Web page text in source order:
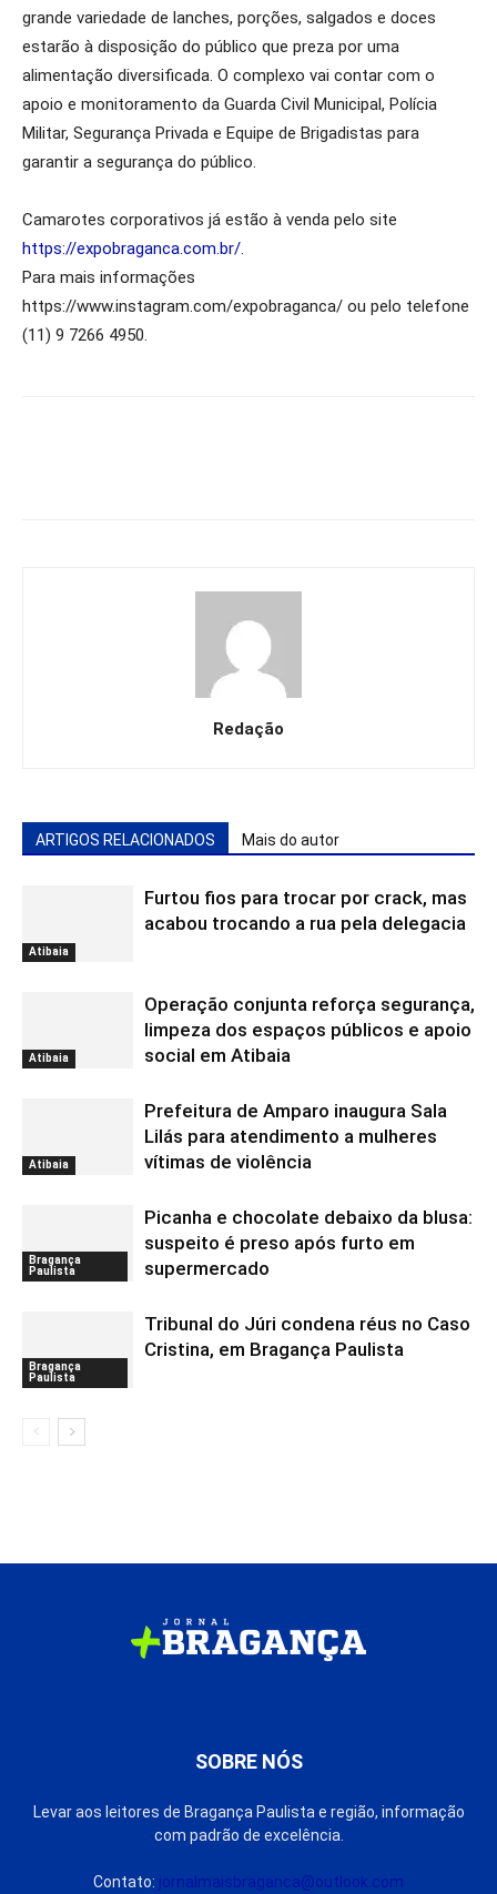
grande variedade de lanches, porções, salgados e doces
estarão à disposição do público que preza por uma
alimentação diversificada. O complexo vai contar com o
apoio e monitoramento da Guarda Civil Municipal, Polícia
Militar, Segurança Privada e Equipe de Brigadistas para
garantir a segurança do público.
Camarotes corporativos já estão à venda pelo site
https://expobraganca.com.br/.
Para mais informações
https://www.instagram.com/expobraganca/ ou pelo telefone
(11) 9 7266 4950.
Redação
ARTIGOS RELACIONADOS Mais do autor
Atibaia
Furtou fios para trocar por crack, mas
acabou trocando a rua pela delegacia
Atibaia
Operação conjunta reforça segurança,
limpeza dos espaços públicos e apoio
social em Atibaia
Atibaia
Prefeitura de Amparo inaugura Sala
Lilás para atendimento a mulheres
vítimas de violência
Bragança
Paulista
Picanha e chocolate debaixo da blusa:
suspeito é preso após furto em
supermercado
Bragança
Paulista
Tribunal do Júri condena réus no Caso
Cristina, em Bragança Paulista
SOBRE NÓS
Levar aos leitores de Bragança Paulista e região, informação
com padrão de excelência.
Contato: jornalmaisbraganca@outlook.com